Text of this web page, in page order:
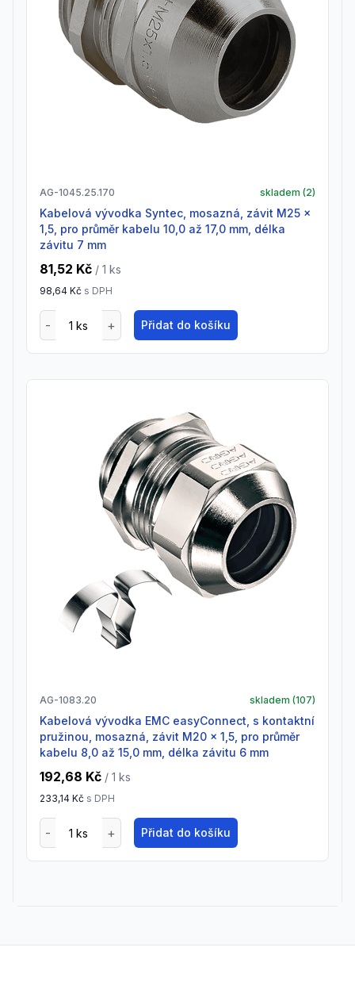
AG-1045.25.170 skladem (2)
Kabelová vývodka Syntec, mosazná, závit M25 x
1,5, pro průměr kabelu 10,0 až 17,0 mm, délka
závitu 7 mm
81,52 Kč / 1 ks
98,64 Kč s DPH
Přidat do košíku
AG-1083.20 skladem (107)
Kabelová vývodka EMC easyConnect, s kontaktní
pružinou, mosazná, závit M20 x 1,5, pro průměr
kabelu 8,0 až 15,0 mm, délka závitu 6 mm
192,68 Kč / 1 ks
233,14 Kč s DPH
Přidat do košíku